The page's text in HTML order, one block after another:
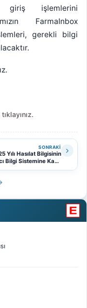
işlemlerini
FarmaInbox
gerekli bilgi
SONRAKI
Yılı Hasılat Bilgisinin
Bilgi Sistemine Kayıt
Edilmesi Hakkında